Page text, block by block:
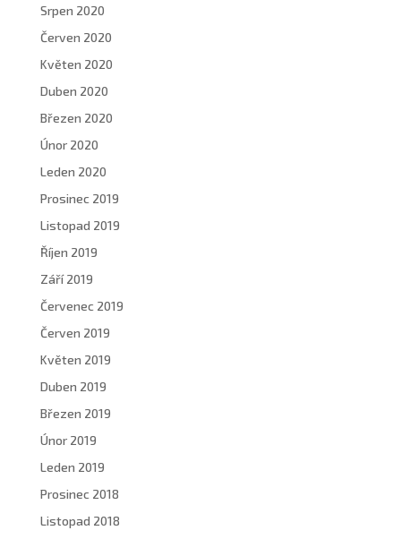
Srpen 2020
Červen 2020
Květen 2020
Duben 2020
Březen 2020
Únor 2020
Leden 2020
Prosinec 2019
Listopad 2019
Říjen 2019
Září 2019
Červenec 2019
Červen 2019
Květen 2019
Duben 2019
Březen 2019
Únor 2019
Leden 2019
Prosinec 2018
Listopad 2018